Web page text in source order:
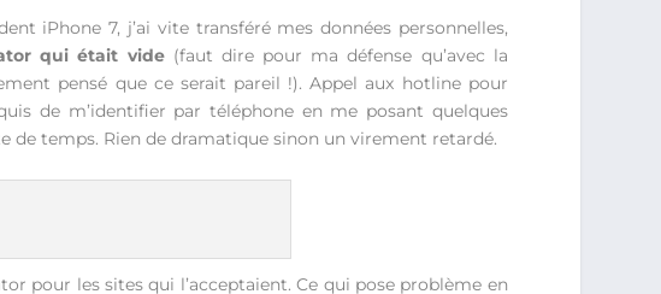
iPhone 7, j’ai vite transféré mes données personnelles,
qui était vide(faut dire pour ma défense qu’avec la
pensé que ce serait pareil !). Appel aux hotline pour
de m’identifier par téléphone en me posant quelques
de temps. Rien de dramatique sinon un virement retardé.
pour les sites qui l’acceptaient. Ce qui pose problème en